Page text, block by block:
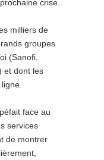
crise.
milliers de
groupes
(Sanofi,
et dont les
face au
services
de montrer